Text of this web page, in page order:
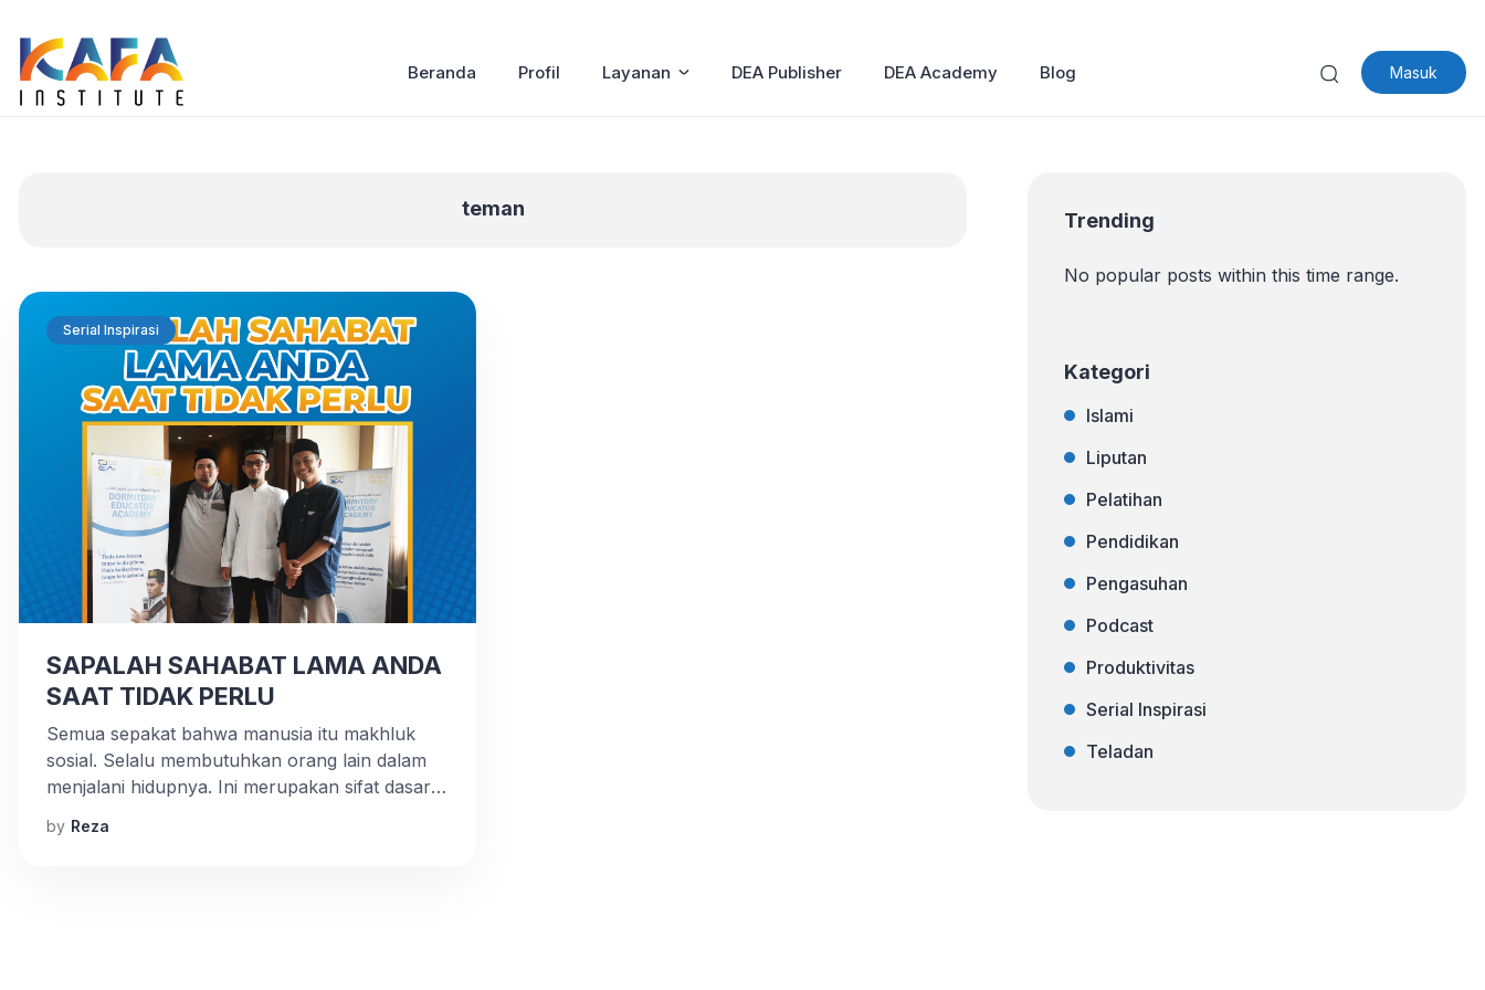
Masuk
Beranda Profil Layanan DEA Publisher DEA Academy Blog
teman
Serial Inspirasi
SAPALAH SAHABAT LAMA ANDA
SAAT TIDAK PERLU
Semua sepakat bahwa manusia itu makhluk
sosial. Selalu membutuhkan orang lain dalam
menjalani hidupnya. Ini merupakan sifat dasar
harinya, kita akan selalu bertemu dengan
by Reza
Trending
No popular posts within this time range.
Kategori
Islami
Liputan
Pelatihan
Pendidikan
Pengasuhan
Podcast
Produktivitas
Serial Inspirasi
Teladan